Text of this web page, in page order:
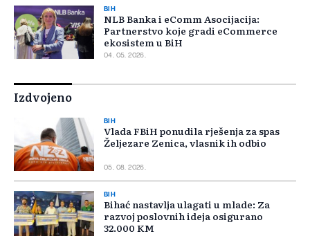
BIH
NLB Banka i eComm Asocijacija:
Partnerstvo koje gradi eCommerce
ekosistem u BiH
04. 05. 2026.
Izdvojeno
BIH
Vlada FBiH ponudila rješenja za spas
Željezare Zenica, vlasnik ih odbio
05. 08. 2026.
BIH
Bihać nastavlja ulagati u mlade: Za
razvoj poslovnih ideja osigurano
32.000 KM